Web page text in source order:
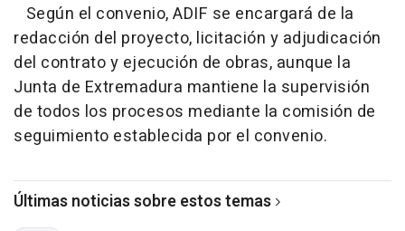
Según el convenio, ADIF se encargará de la
redacción del proyecto, licitación y adjudicación
del contrato y ejecución de obras, aunque la
Junta de Extremadura mantiene la supervisión
de todos los procesos mediante la comisión de
seguimiento establecida por el convenio.
Últimas noticias sobre estos temas